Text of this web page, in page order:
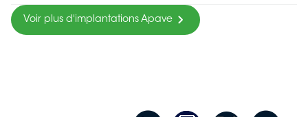
Voir plus d'implantations Apave